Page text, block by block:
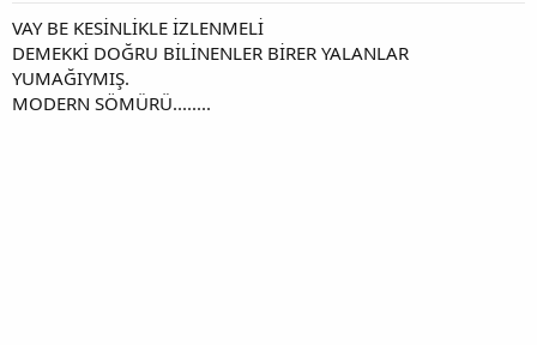
VAY BE KESİNLİKLE İZLENMELİ
DEMEKKİ DOĞRU BİLİNENLER BİRER YALANLAR
YUMAĞIYMIŞ.
MODERN SÖMÜRÜ........